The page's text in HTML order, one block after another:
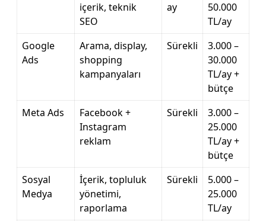
içerik, teknik
SEO
ay
50.000
TL/ay
Google
Ads
Arama, display,
shopping
kampanyaları
Sürekli
3.000 –
30.000
TL/ay +
bütçe
Meta Ads
Facebook +
Instagram
reklam
Sürekli
3.000 –
25.000
TL/ay +
bütçe
Sosyal
Medya
İçerik, topluluk
yönetimi,
raporlama
Sürekli
5.000 –
25.000
TL/ay